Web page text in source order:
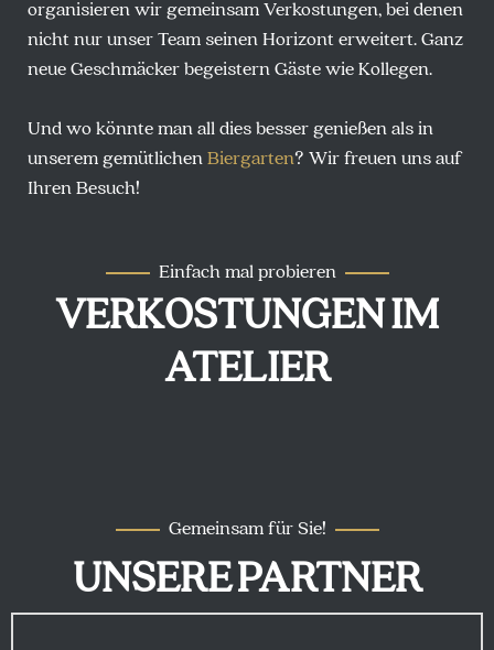
organisieren wir gemeinsam Verkostungen, bei denen
nicht nur unser Team seinen Horizont erweitert. Ganz
neue Geschmäcker begeistern Gäste wie Kollegen.
Und wo könnte man all dies besser genießen als in
unserem gemütlichen Biergarten? Wir freuen uns auf
Ihren Besuch!
Einfach mal probieren
VERKOSTUNGENIM
ATELIER
Gemeinsam für Sie!
UNSEREPARTNER